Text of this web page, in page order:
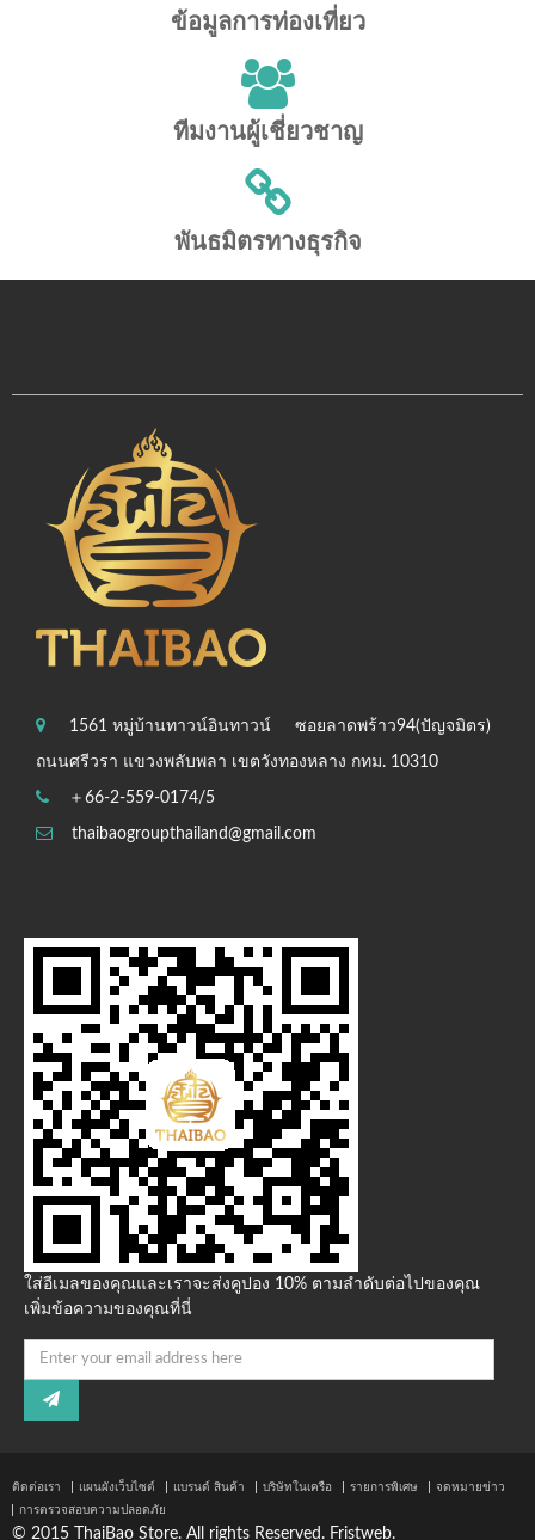
ข้อมูลการท่องเที่ยว
ทีมงานผู้เชี่ยวชาญ
พันธมิตรทางธุรกิจ
1561 หมู่บ้านทาวน์อินทาวน์ ซอยลาดพร้าว94(ปัญจมิตร)
ถนนศรีวรา แขวงพลับพลา เขตวังทองหลาง กทม. 10310
＋66-2-559-0174/5
thaibaogroupthailand@gmail.com
ใส่อีเมลของคุณและเราจะส่งคูปอง 10% ตามลำดับต่อไปของคุณ
เพิ่มข้อความของคุณที่นี่
ติดต่อเรา แผนผังเว็บไซต์ แบรนด์ สินค้า บริษัทในเครือ รายการพิเศษ
จดหมายข่าว
การตรวจสอบความปลอดภัย
© 2015 ThaiBao Store. All rights Reserved. Fristweb.